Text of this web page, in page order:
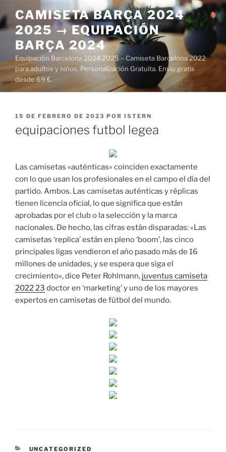
al
contenido
CAMISETA BARÇA 2024
2025 → EQUIPACIÓN
BARÇA 2024
Equipación Barcelona 2024 2025 – Camiseta Barcelona 2022
para adultos y niños. Personalización Gratuita. Envío gratis
desde 69 €.
PUBLICADO
15 DE FEBRERO DE 2023 POR ISTERN
equipaciones futbol legea
Las camisetas «auténticas» coinciden exactamente
con lo que usan los profesionales en el campo el día del
partido. Ambos. Las camisetas auténticas y réplicas
tienen licencia oficial, lo que significa que están
aprobadas por el club o la selección y la marca
nacionales. De hecho, las cifras están disparadas: «Las
camisetas ‘replica’ están en pleno ‘boom’, las cinco
principales ligas vendieron el año pasado más de 16
millones de unidades, y se espera que siga el
crecimiento», dice Peter Rohlmann, juventus camiseta
2022 23 doctor en ‘marketing’ y uno de los mayores
expertos en camisetas de fútbol del mundo.
CATEGORÍAS
UNCATEGORIZED